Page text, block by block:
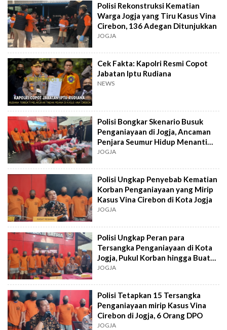
Polisi Rekonstruksi Kematian
Warga Jogja yang Tiru Kasus Vina
Cirebon, 136 Adegan Ditunjukkan
JOGJA
Cek Fakta: Kapolri Resmi Copot
Jabatan Iptu Rudiana
NEWS
Polisi Bongkar Skenario Busuk
Penganiayaan di Jogja, Ancaman
Penjara Seumur Hidup Menanti
Tersangka
JOGJA
Polisi Ungkap Penyebab Kematian
Korban Penganiayaan yang Mirip
Kasus Vina Cirebon di Kota Jogja
JOGJA
Polisi Ungkap Peran para
Tersangka Penganiayaan di Kota
Jogja, Pukul Korban hingga Buat
Skenario Kecelakaan
JOGJA
Polisi Tetapkan 15 Tersangka
Penganiayaan mirip Kasus Vina
Cirebon di Jogja, 6 Orang DPO
JOGJA